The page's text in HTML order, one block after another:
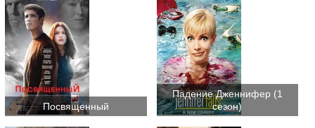
Посвященный
Падение Дженнифер (1
сезон)